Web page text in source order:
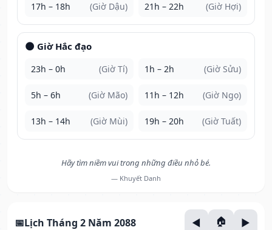
17h – 18h (Giờ Dậu) 21h – 22h (Giờ Hợi)
🌑 Giờ Hắc đạo
23h – 0h (Giờ Tí) 1h – 2h (Giờ Sửu)
5h – 6h (Giờ Mão) 11h – 12h (Giờ Ngọ)
13h – 14h (Giờ Mùi) 19h – 20h (Giờ Tuất)
Hãy tìm niềm vui trong những điều nhỏ bé.
— Khuyết Danh
Lịch Tháng 2 Năm 2088